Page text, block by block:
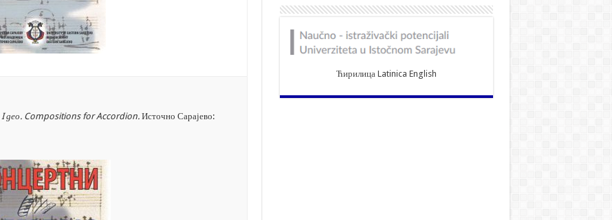
Iдео. Compositions for Accordion. Источно Сарајево:
Ћирилица Latinica English